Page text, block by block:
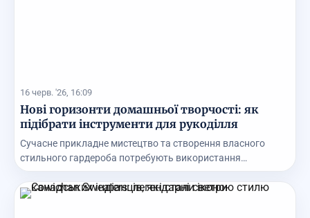
16 черв. '26, 16:09
Нові горизонти домашньої творчості: як
підібрати інструменти для рукоділля
Сучасне прикладне мистецтво та створення власного
стильного гардероба потребують використання